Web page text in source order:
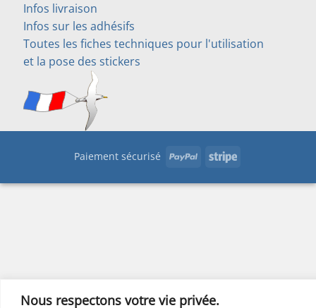
Nous respectons votre vie privée.
Infos livraison
Infos sur les adhésifs
Toutes les fiches techniques pour l'utilisation
et la pose des stickers
Paiement sécurisé PayPal Stripe